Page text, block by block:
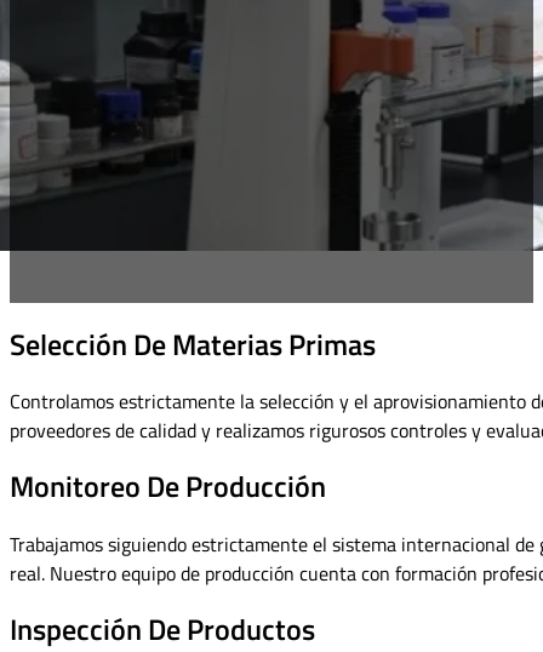
Selección De Materias Primas
Controlamos estrictamente la selección y el aprovisionamiento
proveedores de calidad y realizamos rigurosos controles y
Monitoreo De Producción
Trabajamos siguiendo estrictamente el sistema internacional
real. Nuestro equipo de producción cuenta con formación
Inspección De Productos